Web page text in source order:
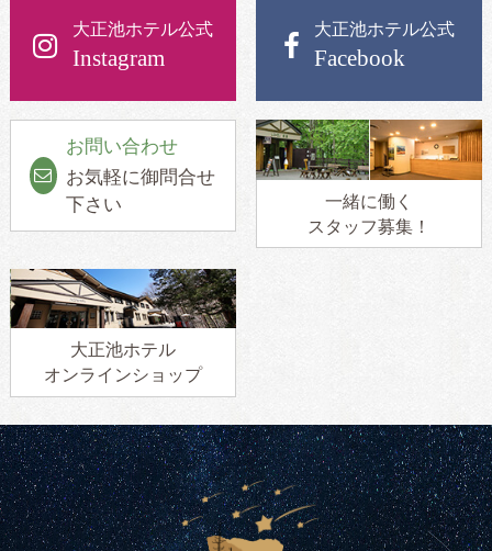
大正池ホテル公式
Instagram
大正池ホテル公式
Facebook
お問い合わせ
お気軽に御問合せ
下さい
一緒に働く
スタッフ募集！
大正池ホテル
オンラインショップ